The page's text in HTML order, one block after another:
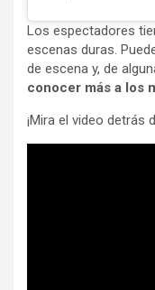
Los espectadores
escenas duras.
de escena y, de
conocer más a los
¡Mira el video detrás